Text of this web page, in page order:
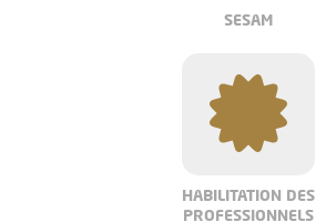
SESAM
HABILITATION DES
PROFESSIONNELS